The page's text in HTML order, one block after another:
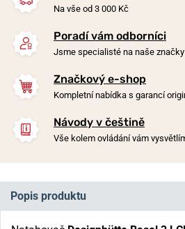
Na vše od 3 000 Kč
Poradí vám odborníci
Jsme specialisté na naše značky
Značkový e-shop
Kompletní nabídka s garancí
Návody v češtině
Vše kolem ovládání vám
Popis produktu